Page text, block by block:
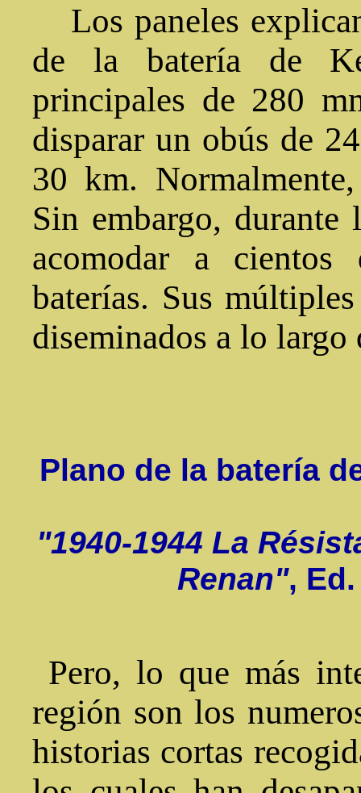
Los paneles
de la batería de
principales de 280
disparar un obús de
30 km.
Sin embargo,
acomodar a cientos
baterías. Sus
diseminados a lo
Plano de la batería
"1940-1944 La
Renan",
Pero, lo que más
región son los
historias cortas